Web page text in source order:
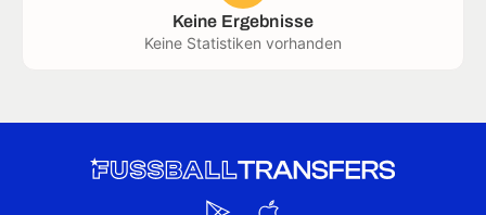
Keine Ergebnisse
Keine Statistiken vorhanden